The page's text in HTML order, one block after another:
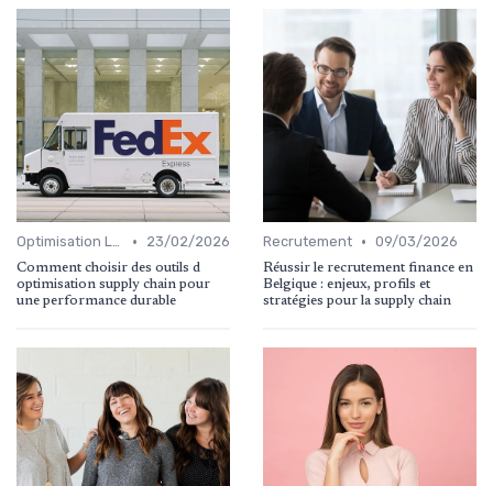
Optimisation Logistique • 23/02/2026
Comment choisir des outils d
optimisation supply chain pour
une performance durable
Recrutement • 09/03/2026
Réussir le recrutement finance en
Belgique : enjeux, profils et
stratégies pour la supply chain